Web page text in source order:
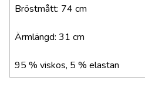
Bröstmått: 74 cm
Ärmlängd: 31 cm
95 % viskos, 5 % elastan